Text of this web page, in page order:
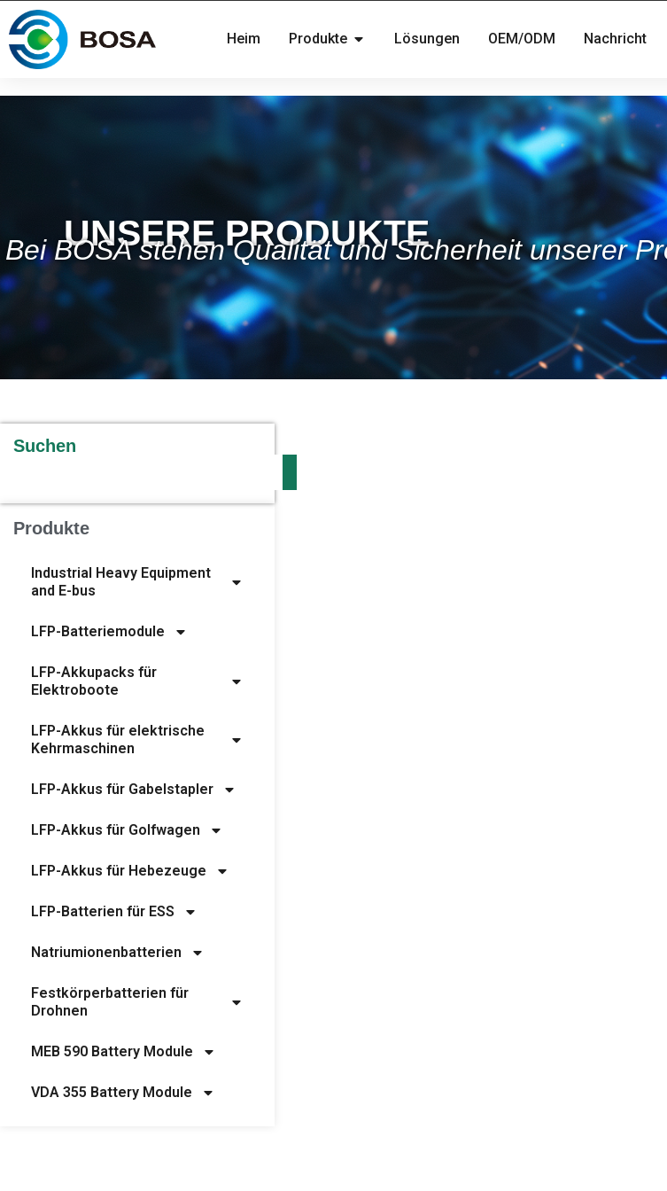
Heim Produkte Lösungen OEM/ODM Nachricht
UNSERE PRODUKTE
Bei BOSA stehen Qualität und Sicherheit unserer
Suchen
Produkte
Industrial Heavy Equipment
and E-bus
LFP-Batteriemodule
LFP-Akkupacks für
Elektroboote
LFP-Akkus für elektrische
Kehrmaschinen
LFP-Akkus für Gabelstapler
LFP-Akkus für Golfwagen
LFP-Akkus für Hebezeuge
LFP-Batterien für ESS
Natriumionenbatterien
Festkörperbatterien für
Drohnen
MEB 590 Battery Module
VDA 355 Battery Module